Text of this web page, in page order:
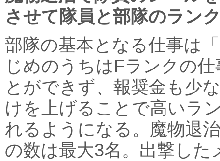
させて隊員と部隊のラン
部隊の基本となる仕事は
じめのうちはFランクの
とができず、報奨金も少
けを上げることで高いラ
れるようになる。魔物退
の数は最大3名。出撃した